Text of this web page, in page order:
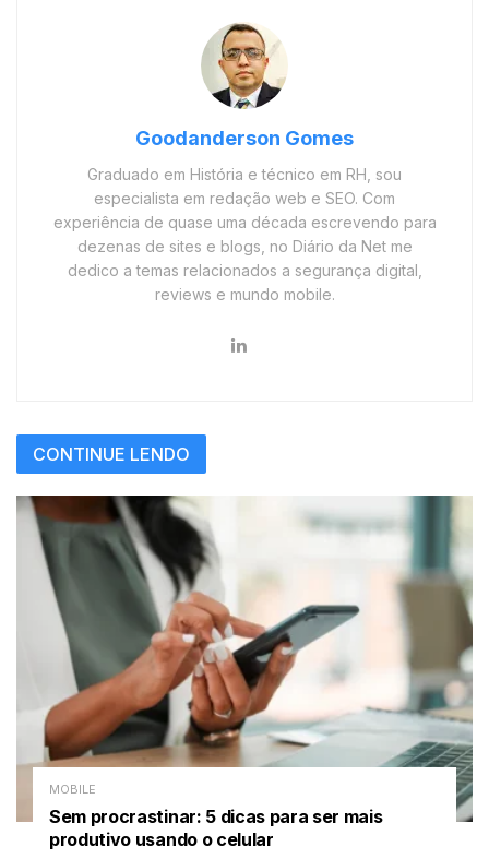
Goodanderson Gomes
Graduado em História e técnico em RH, sou
especialista em redação web e SEO. Com
experiência de quase uma década escrevendo para
dezenas de sites e blogs, no Diário da Net me
dedico a temas relacionados a segurança digital,
reviews e mundo mobile.
CONTINUE LENDO
MOBILE
Sem procrastinar: 5 dicas para ser mais
produtivo usando o celular